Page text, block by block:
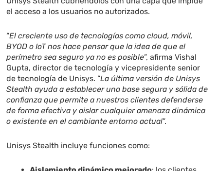
el acceso a los usuarios no autorizados.
“El creciente uso de tecnologías como cloud, móvil,
BYOD o IoT nos hace pensar que la idea de que el
perímetro sea seguro ya no es posible”, afirma Vishal
Gupta, director de tecnología y vicepresidente senior
de tecnología de Unisys. “La última versión de Unisys
Stealth ayuda a establecer una base segura y sólida de
confianza que permite a nuestros clientes defenderse
de forma efectiva y aislar cualquier amenaza dinámica
o existente en el cambiante entorno actual”.
Unisys Stealth incluye funciones como: